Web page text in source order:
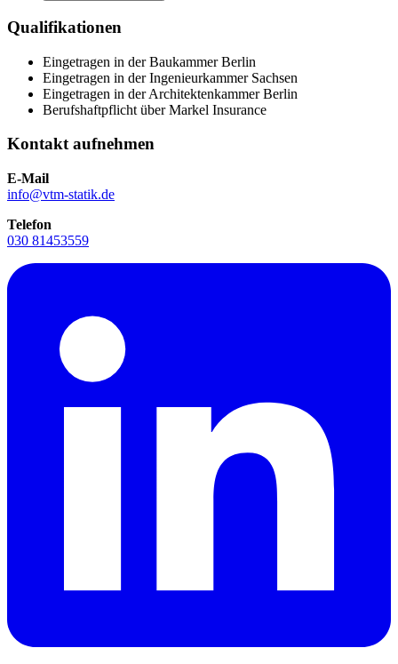
Qualifikationen
Eingetragen in der Baukammer Berlin
Eingetragen in der Ingenieurkammer Sachsen
Eingetragen in der Architektenkammer Berlin
Berufshaftpflicht über Markel Insurance
Kontakt aufnehmen
E-Mail
info@vtm-statik.de
Telefon
030 81453559